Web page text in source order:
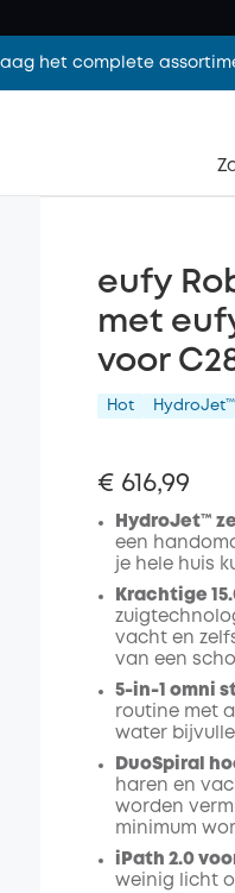
het complete
eufy
met
voor
Hot HydroJet™
€ 616,99
HydroJet™
een
je hele huis
Krachtige
vacht en
van een
5-in-1 omni
routine met
water
DuoSpiral
haren en
worden
minimum
iPath 2.0
weinig licht